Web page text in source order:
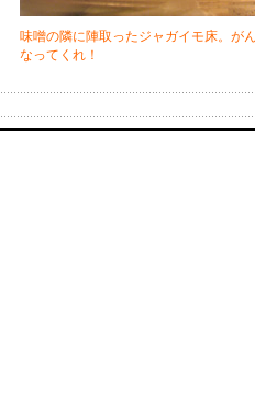
味噌の隣に陣取ったジャガイモ床。が
なってくれ！